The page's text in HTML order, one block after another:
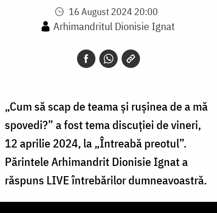
16 August 2024 20:00
Arhimandritul Dionisie Ignat
„Cum să scap de teama și rușinea de a mă
spovedi?” a fost tema discuției de vineri,
12 aprilie 2024, la „Întreabă preotul”.
Părintele Arhimandrit Dionisie Ignat a
răspuns LIVE întrebărilor dumneavoastră.